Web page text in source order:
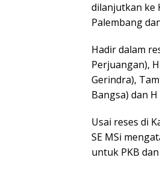
dilanjutkan ke
Palembang
Hadir dalam
Perjuangan),
Gerindra),
Bangsa) dan
Usai reses di
SE MSi
untuk PKB